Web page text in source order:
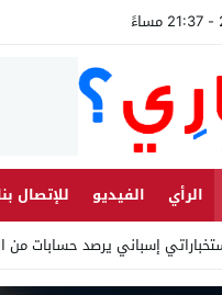
الرأي الفيديو
للإتصال
إسباني يرصد حسابات من